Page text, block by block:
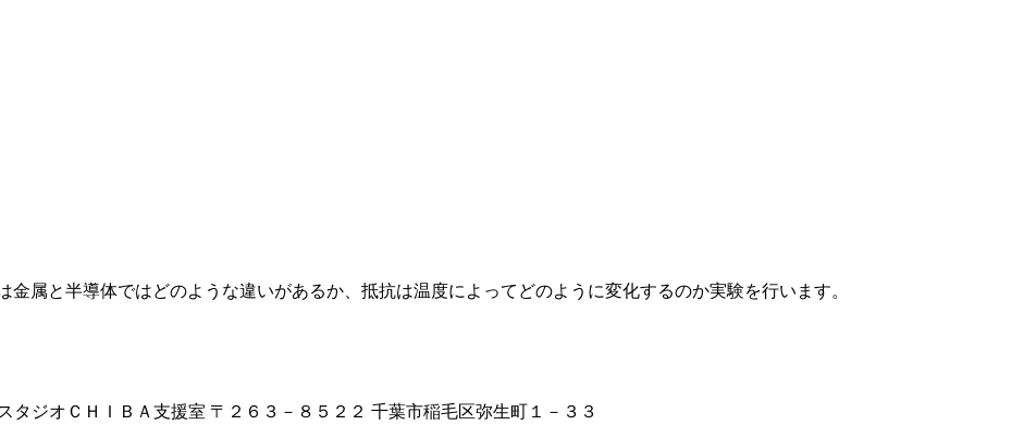
属と半導体ではどのような違いがあるか、抵抗は温度によってどのように変化するのか実験を行います。
タジオＣＨＩＢＡ支援室 〒２６３－８５２２ 千葉市稲毛区弥生町１－３３